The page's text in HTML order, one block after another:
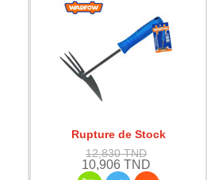
Rupture de Stock
12,830 TND
10,906 TND